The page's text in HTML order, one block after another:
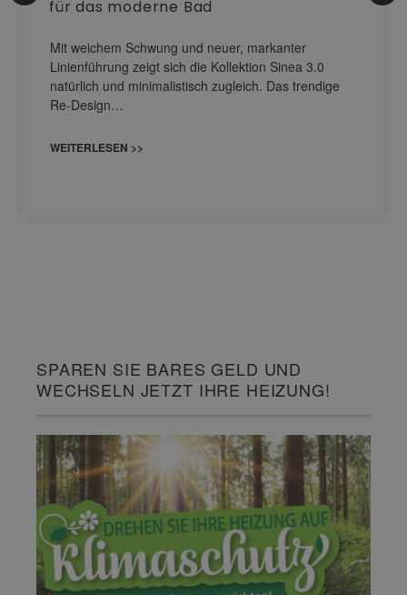
für das moderne Bad
Mit weichem Schwung und neuer, markanter
Linienführung zeigt sich die Kollektion Sinea 3.0
natürlich und minimalistisch zugleich. Das trendige
Re-Design…
WEITERLESEN >>
SPAREN SIE BARES GELD UND
WECHSELN JETZT IHRE HEIZUNG!